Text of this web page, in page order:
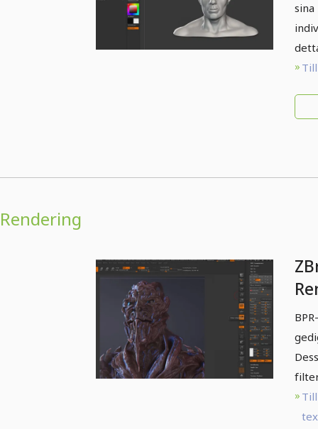
Rendering
Till